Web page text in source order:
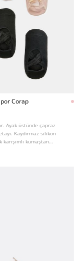
Corap
Ayak üstünde çapraz
Kaydırmaz silikon
karışımlı kumaştan